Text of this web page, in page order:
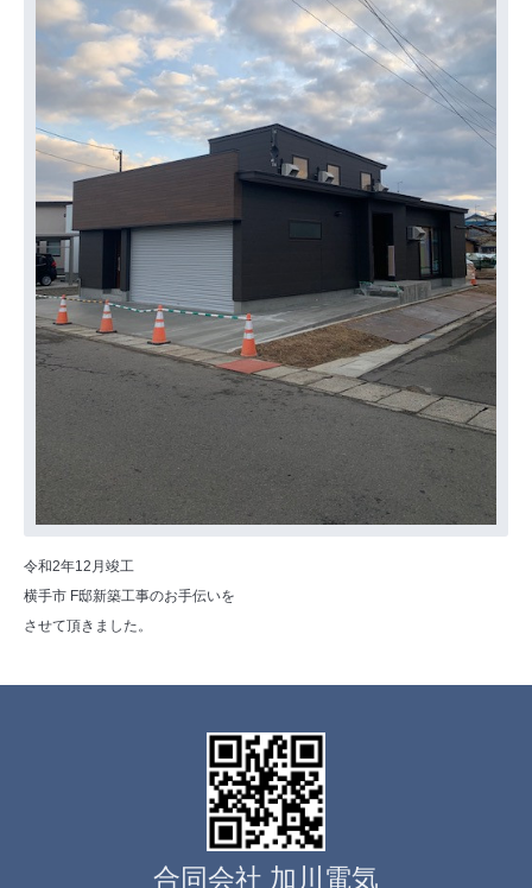
令和2年12月竣工
横手市 F邸新築工事のお手伝いを
させて頂きました。
合同会社 加川電気